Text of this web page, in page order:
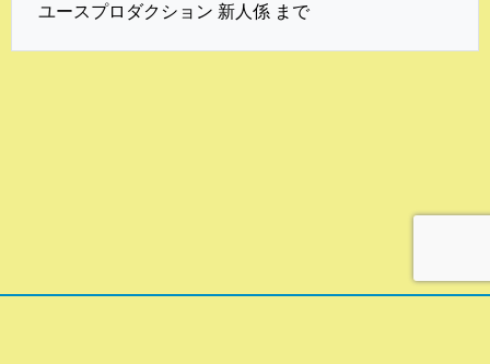
ユースプロダクション 新人係 まで